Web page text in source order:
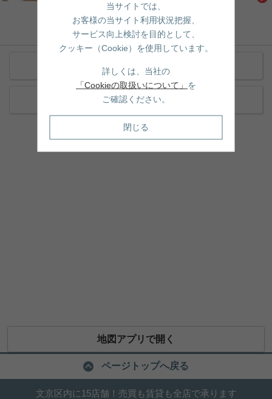
間取: 1LDK
建物面積: - / 14.27坪
土地面積: - / -
敷金/礼金:1ヶ月/1ヶ月
近くの賃貸物件をもっと見る
近くの売買物件をもっと見る
地図アプリで開く
ページトップへ戻る
文京区内に15店舗！売買も賃貸も全店で承ります
当サイトでは、
お客様の当サイト利用状況把握、
サービス向上検討を目的として、
クッキー（Cookie）を使用しています。
詳しくは、当社の
「Cookieの取扱いについて」 を
ご確認ください。
閉じる